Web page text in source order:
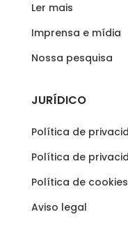
Ler mais
Imprensa e mídia
Nossa pesquisa
JURÍDICO
Política de
Política de
Política de cookies
Aviso legal